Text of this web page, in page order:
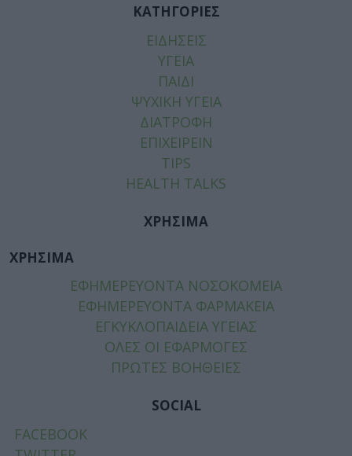
ΚΑΤΗΓΟΡΙΕΣ
ΕΙΔΗΣΕΙΣ
ΥΓΕΙΑ
ΠΑΙΔΙ
ΨΥΧΙΚΗ ΥΓΕΙΑ
ΔΙΑΤΡΟΦΗ
ΕΠΙΧΕΙΡΕΙΝ
TIPS
HEALTH TALKS
ΧΡΗΣΙΜΑ
ΧΡΗΣΙΜΑ
ΕΦΗΜΕΡΕΥΟΝΤΑ ΝΟΣΟΚΟΜΕΙΑ
ΕΦΗΜΕΡΕΥΟΝΤΑ ΦΑΡΜΑΚΕΙΑ
ΕΓΚΥΚΛΟΠΑΙΔΕΙΑ ΥΓΕΙΑΣ
ΟΛΕΣ ΟΙ ΕΦΑΡΜΟΓΕΣ
ΠΡΩΤΕΣ ΒΟΗΘΕΙΕΣ
SOCIAL
FACEBOOK